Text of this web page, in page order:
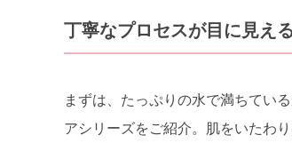
丁寧なプロセスが目に見え
まずは、たっぷりの水で満ちてい
アシリーズをご紹介。肌をいたわ